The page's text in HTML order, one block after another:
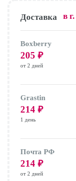
Доставка в г.
Boxberry
205 ₽
от 2 дней
Grastin
214 ₽
1 день
Почта РФ
214 ₽
от 2 дней